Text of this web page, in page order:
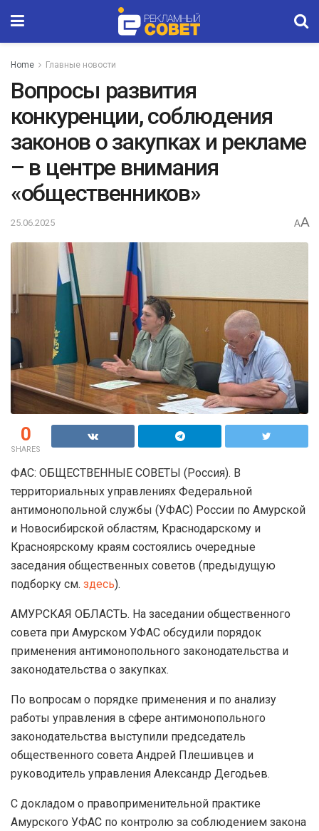
Home Главные новости
Вопросы развития
конкуренции, соблюдения
законов о закупках и рекламе
– в центре внимания
«общественников»
25.06.2025 AA
0
SHARES
ФАС: ОБЩЕСТВЕННЫЕ СОВЕТЫ (Россия). В
территориальных управлениях Федеральной
антимонопольной службы (УФАС) России по Амурской
и Новосибирской областям, Краснодарскому и
Красноярскому краям состоялись очередные
заседания общественных советов (предыдущую
подборку см. здесь).
АМУРСКАЯ ОБЛАСТЬ. На заседании общественного
совета при Амурском УФАС обсудили порядок
применения антимонопольного законодательства и
законодательства о закупках.
По вопросам о порядке применения и по анализу
работы управления в сфере антимонопольного
законодательства выступили председатель
общественного совета Андрей Плешивцев и
руководитель управления Александр Дегодьев.
С докладом о правоприменительной практике
Амурского УФАС по контролю за соблюдением закона